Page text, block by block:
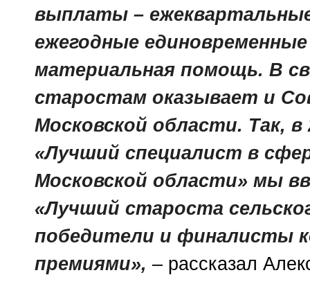
выплаты –
ежегодные
материальная помощь. В
старостам оказывает и
Московской области. Так, в
«Лучший специалист в
Московской области» мы
«Лучший староста
победители и финалисты
премиями», – рассказал